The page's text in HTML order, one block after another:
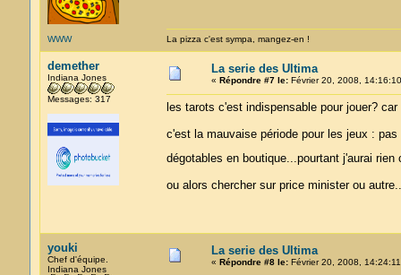
WWW La pizza c'est sympa, mangez-en !
demether
Indiana Jones
Messages: 317
La serie des Ultima
« Répondre #7 le:Février 20, 2008,
les tarots c'est indispensable pour jouer?
c'est la mauvaise période pour les jeux :
dégotables en boutique...pourtant j'aurai
ou alors chercher sur price minister ou
youki
Chef d'équipe.
Indiana Jones
La serie des Ultima
« Répondre #8 le:Février 20, 2008,